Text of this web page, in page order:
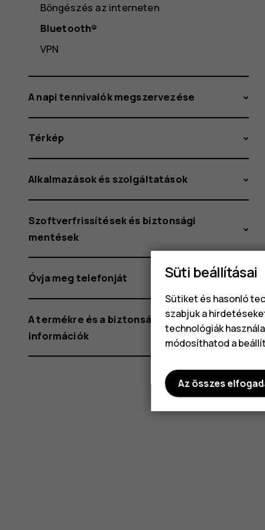
Böngészés az interneten
Bluetooth®
VPN
A napi tennivalók megszervezése
Térkép
Alkalmazások és szolgáltatások
Szoftverfrissítések és biztonsági
mentések
Óvja meg telefonját
A termékre és a biztonságra vonatkozó
információk
Süti beállításai
Sütiket és hasonló
szabjuk a
technológiák
módosíthatod a
Az összes